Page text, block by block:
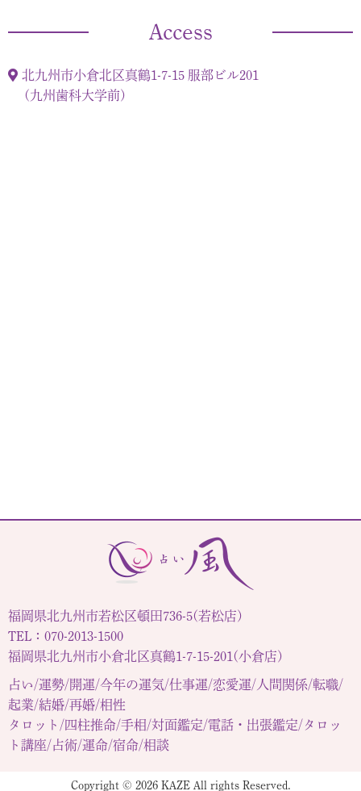
Access
北九州市小倉北区真鶴1-7-15 服部ビル201
(九州歯科大学前)
福岡県北九州市若松区頓田736-5(若松店)
TEL：070-2013-1500
福岡県北九州市小倉北区真鶴1-7-15-201(小倉店)
占い/運勢/開運/今年の運気/仕事運/恋愛運/人間関係/転職/
起業/結婚/再婚/相性
タロット/四柱推命/手相/対面鑑定/電話・出張鑑定/タロッ
ト講座/占術/運命/宿命/相談
Copyright © 2026 KAZEAll rights Reserved.